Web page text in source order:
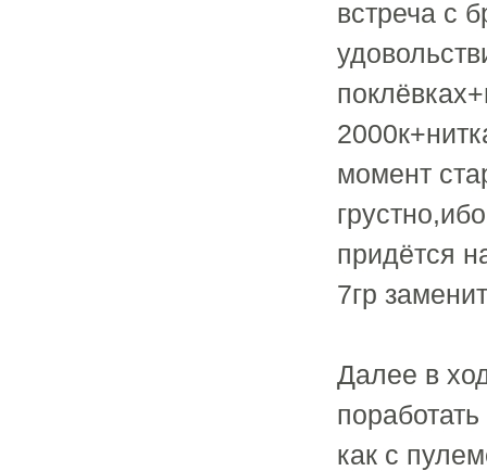
встреча с
момент
придётся
7гр
Далее в
как с